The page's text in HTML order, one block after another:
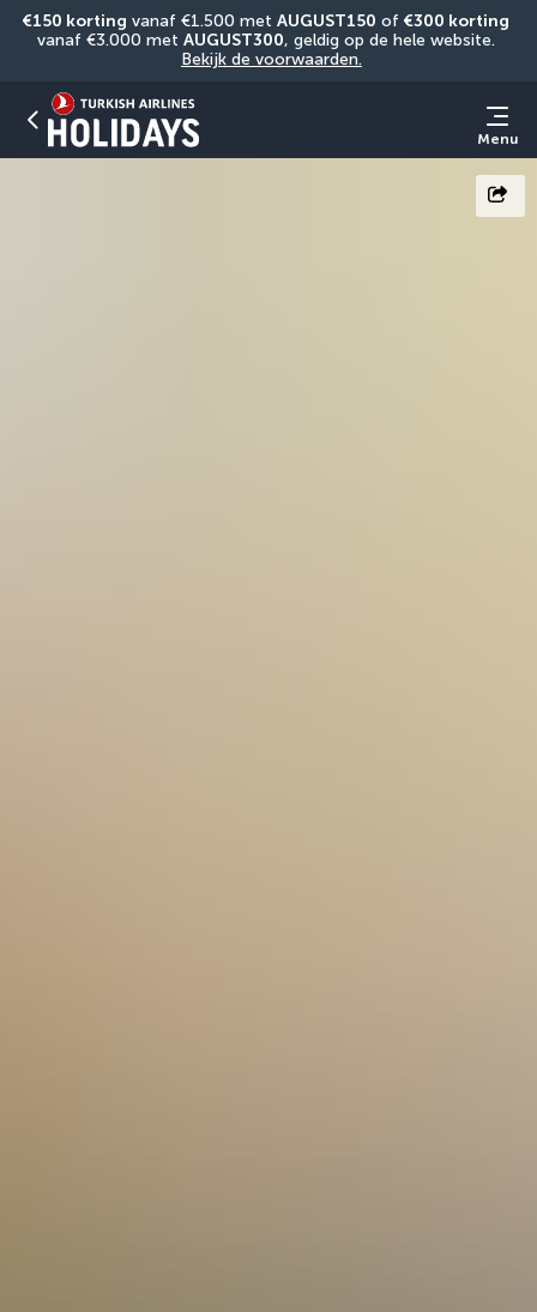
€150 korting vanaf €1.500 met AUGUST150 of €300 korting
vanaf €3.000 met AUGUST300
Bekijk de voorwaarden.
Menu